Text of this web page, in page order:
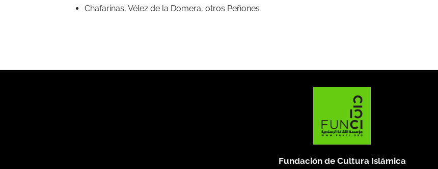
Chafarinas, Vélez de la Domera, otros Peñones
Fundación de Cultura Islámica